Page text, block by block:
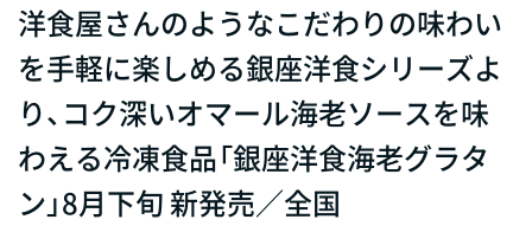
洋食屋さんのようなこだわりの味わい
を手軽に楽しめる銀座洋食シリーズよ
り、コク深いオマール海老ソースを味
わえる冷凍食品「銀座洋食海老グラタ
ン」8月下旬 新発売／全国